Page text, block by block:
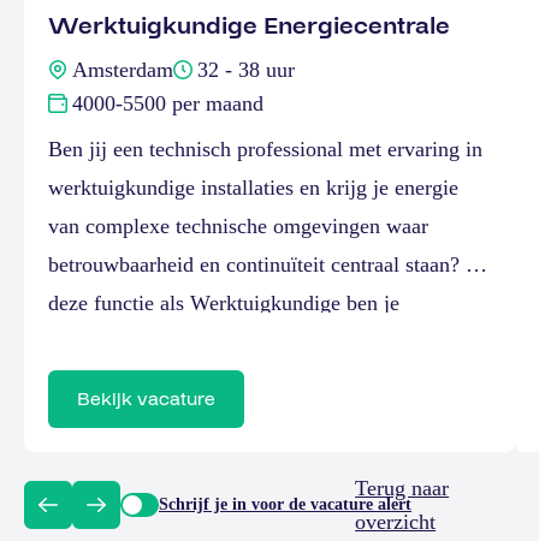
Werktuigkundige Energiecentrale
Amsterdam
32 - 38 uur
4000-5500 per maand
Ben jij een technisch professional met ervaring in
werktuigkundige installaties en krijg je energie
van complexe technische omgevingen waar
betrouwbaarheid en continuïteit centraal staan? In
deze functie als Werktuigkundige ben je
onderhouden van de energievoorziening. Je werkt
met een breed scala aan installaties en systemen
Bekijk vacature
Schrijf je in voor de vacature alert
Terug naar
overzicht